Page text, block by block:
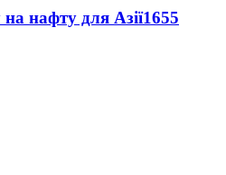
нафту для Азії1655